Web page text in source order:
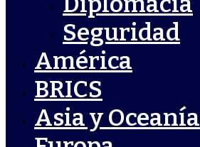
Seguridad
América
BRICS
Asia y Oceanía